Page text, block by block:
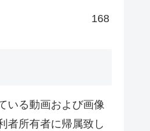
168
いる動画および画像
者所有者に帰属致し